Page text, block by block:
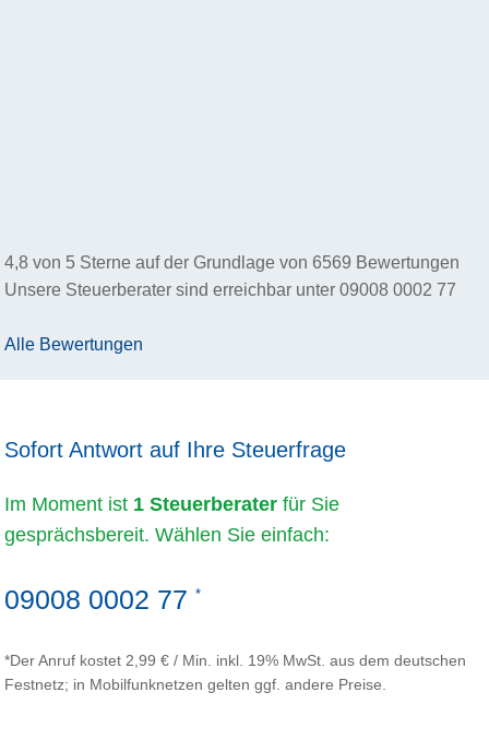
4,8 von 5 Sterne auf der Grundlage von 6569 Bewertungen
Unsere Steuerberater sind erreichbar unter 09008 0002 77
Alle Bewertungen
Sofort Antwort auf Ihre Steuerfrage
Im Moment ist 1 Steuerberater für Sie
gesprächsbereit. Wählen Sie einfach:
09008 0002 77 *
*Der Anruf kostet 2,99 € / Min. inkl. 19% MwSt. aus dem deutschen
Festnetz; in Mobilfunknetzen gelten ggf. andere Preise.